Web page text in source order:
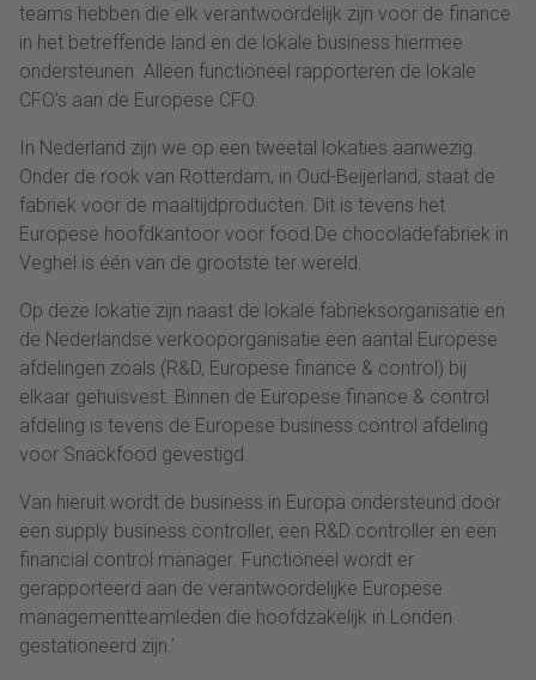
teams hebben die elk verantwoordelijk zijn voor de finance
in het betreffende land en de lokale business hiermee
ondersteunen. Alleen functioneel rapporteren de lokale
CFO’s aan de Europese CFO.
In Nederland zijn we op een tweetal lokaties aanwezig.
Onder de rook van Rotterdam, in Oud-Beijerland, staat de
fabriek voor de maaltijdproducten. Dit is tevens het
Europese hoofdkantoor voor food.De chocoladefabriek in
Veghel is één van de grootste ter wereld.
Op deze lokatie zijn naast de lokale fabrieksorganisatie en
de Nederlandse verkooporganisatie een aantal Europese
afdelingen zoals (R&D, Europese finance & control) bij
elkaar gehuisvest. Binnen de Europese finance & control
afdeling is tevens de Europese business control afdeling
voor Snackfood gevestigd.
Van hieruit wordt de business in Europa ondersteund door
een supply business controller, een R&D controller en een
financial control manager. Functioneel wordt er
gerapporteerd aan de verantwoordelijke Europese
managementteamleden die hoofdzakelijk in Londen
gestationeerd zijn.’